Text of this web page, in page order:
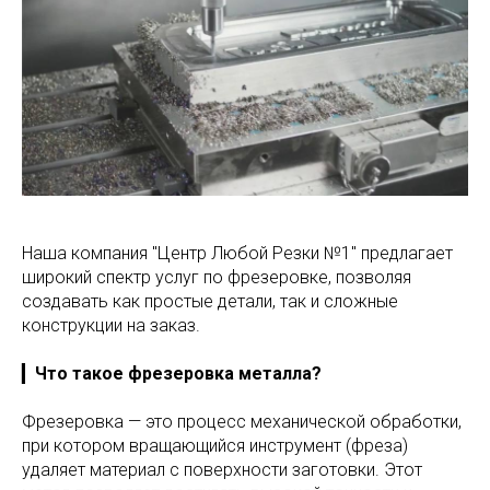
Наша компания "Центр Любой Резки №1" предлагает
широкий спектр услуг по фрезеровке, позволяя
создавать как простые детали, так и сложные
конструкции на заказ.
Что такое фрезеровка металла?
Фрезеровка — это процесс механической обработки,
при котором вращающийся инструмент (фреза)
удаляет материал с поверхности заготовки. Этот